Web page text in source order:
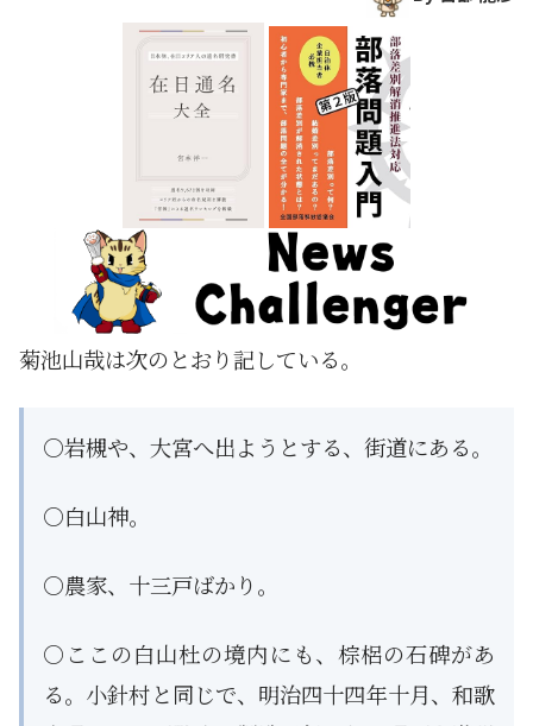
菊池山哉は次のとおり記している。
○岩槻や、大宮へ出ようとする、街道にある。
○白山神。
○農家、十三戸ばかり。
○ここの白山杜の境内にも、棕梠の石碑があ
る。小針村と同じで、明治四十四年十月、和歌